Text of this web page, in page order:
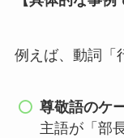
例えば、動詞「
尊敬語のケ
主語が「部